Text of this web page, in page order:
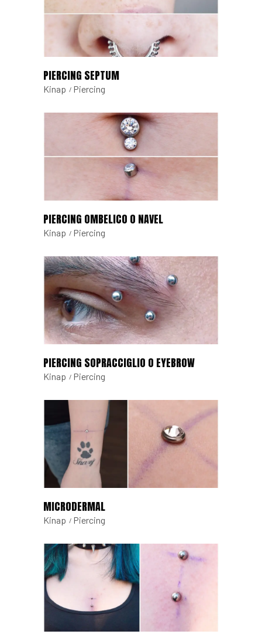
PIERCING SEPTUM
Kinap Piercing
PIERCING OMBELICO O NAVEL
Kinap Piercing
PIERCING SOPRACCIGLIO O EYEBROW
Kinap Piercing
MICRODERMAL
Kinap Piercing